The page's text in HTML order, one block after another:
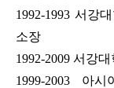
1992-1993 서강
소장
1992-2009 서강
1999-2003 아